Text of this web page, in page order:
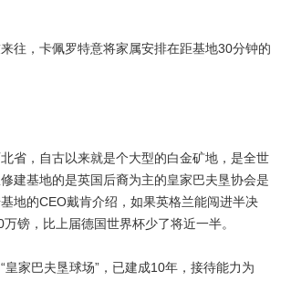
，卡佩罗特意将家属安排在距基地30分钟的
，自古以来就是个大型的白金矿地，是全世
建基地的是英国后裔为主的皇家巴夫垦协会是
地的CEO戴肯介绍，如果英格兰能闯进半决
镑，比上届德国世界杯少了将近一半。
家巴夫垦球场”，已建成10年，接待能力为